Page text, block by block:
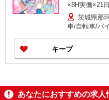
×8H実働×21
茨城県那
車/自転車/バ
キープ
あなたにおすすめの求人